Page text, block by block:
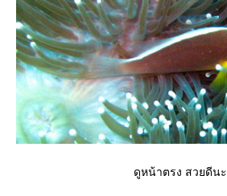
ดูหน้าตรง สวยดีนะ